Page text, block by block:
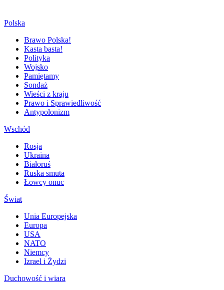
Polska
Brawo Polska!
Kasta basta!
Polityka
Wojsko
Pamiętamy
Sondaż
Wieści z kraju
Prawo i Sprawiedliwość
Antypolonizm
Wschód
Rosja
Ukraina
Białoruś
Ruska smuta
Łowcy onuc
Świat
Unia Europejska
Europa
USA
NATO
Niemcy
Izrael i Żydzi
Duchowość i wiara